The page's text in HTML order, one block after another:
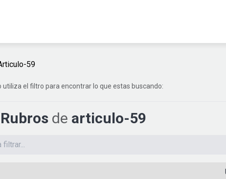
59
utiliza el filtro para encontrar lo que estas buscando:
Rubrosde articulo-59